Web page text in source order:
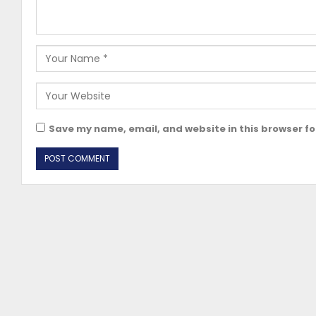
Save my name, email, and website in this browser